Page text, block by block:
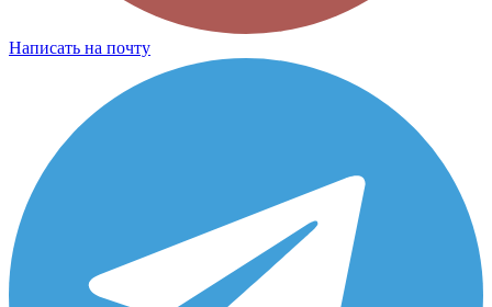
Написать на почту